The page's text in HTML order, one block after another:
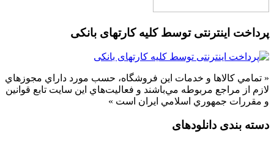
پرداخت اینترنتی توسط کلیه کارتهای بانکی
« تمامي كالاها و خدمات اين فروشگاه، حسب مورد داراي مجوزهاي
لازم از مراجع مربوطه مي‌باشند و فعاليت‌هاي اين سايت تابع قوانين
و مقررات جمهوري اسلامي ايران است »
دسته بندی دانلودهای